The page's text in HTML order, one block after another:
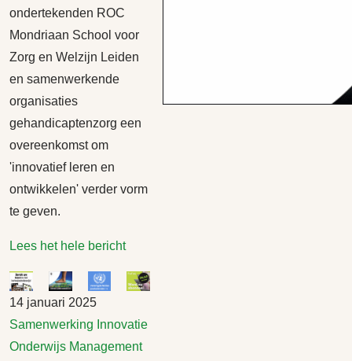
ondertekenden ROC
Mondriaan School voor
Zorg en Welzijn Leiden
en samenwerkende
organisaties
gehandicaptenzorg een
overeenkomst om
'innovatief leren en
ontwikkelen' verder vorm
te geven.
Lees het hele bericht
14 januari 2025
Samenwerking Innovatie
Onderwijs Management